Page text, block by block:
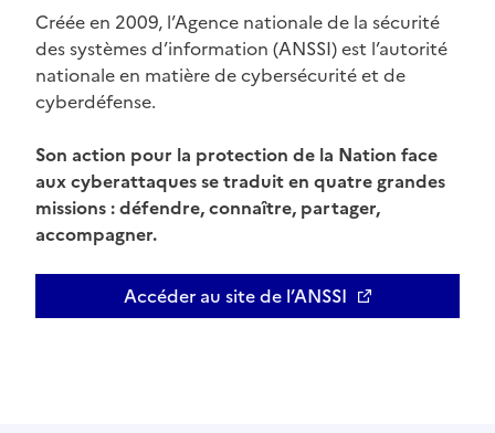
Créée en 2009, l’Agence nationale de la sécurité
des systèmes d’information (ANSSI) est l’autorité
nationale en matière de cybersécurité et de
cyberdéfense.
Son action pour la protection de la Nation face
aux cyberattaques se traduit en quatre grandes
missions : défendre, connaître, partager,
accompagner.
Accéder au site de l’ANSSIOuvre une nouvelle fenêtre